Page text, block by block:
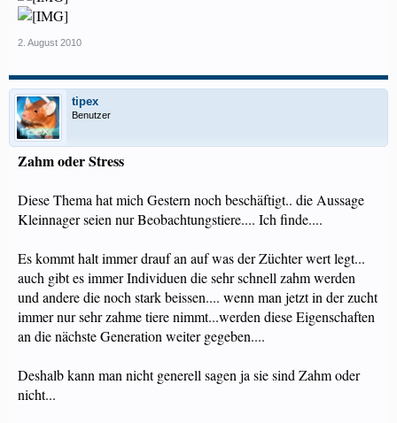
2. August 2010
tipex
Benutzer
Zahm oder Stress
Diese Thema hat mich Gestern noch beschäftigt.. die Aussage
Kleinnager seien nur Beobachtungstiere.... Ich finde....
Es kommt halt immer drauf an auf was der Züchter wert legt...
auch gibt es immer Individuen die sehr schnell zahm werden
und andere die noch stark beissen.... wenn man jetzt in der zucht
immer nur sehr zahme tiere nimmt...werden diese Eigenschaften
an die nächste Generation weiter gegeben....
Deshalb kann man nicht generell sagen ja sie sind Zahm oder
nicht...